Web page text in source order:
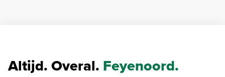
Altijd. Overal. Feyenoord.